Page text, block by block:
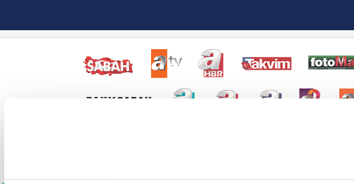
Reddet